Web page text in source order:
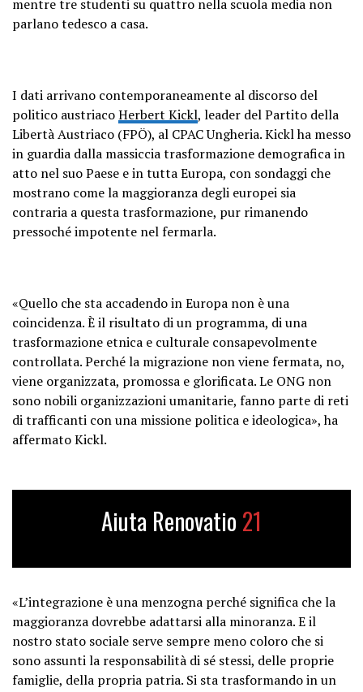
mentre tre studenti su quattro nella scuola media non
parlano tedesco a casa.
I dati arrivano contemporaneamente al discorso del
politico austriacoHerbert Kickl, leader del Partito della
Libertà Austriaco (FPÖ), al CPAC Ungheria. Kickl ha messo
in guardia dalla massiccia trasformazione demografica in
atto nel suo Paese e in tutta Europa, con sondaggi che
mostrano come la maggioranza degli europei sia
contraria a questa trasformazione, pur rimanendo
pressoché impotente nel fermarla.
«Quello che sta accadendo in Europa non è una
coincidenza. È il risultato di un programma, di una
trasformazione etnica e culturale consapevolmente
controllata. Perché la migrazione non viene fermata, no,
viene organizzata, promossa e glorificata. Le ONG non
sono nobili organizzazioni umanitarie, fanno parte di reti
di trafficanti con una missione politica e ideologica», ha
affermato Kickl.
Aiuta Renovatio 21
«L’integrazione è una menzogna perché significa che la
maggioranza dovrebbe adattarsi alla minoranza. E il
nostro stato sociale serve sempre meno coloro che si
sono assunti la responsabilità di sé stessi, delle proprie
famiglie, della propria patria. Si sta trasformando in un